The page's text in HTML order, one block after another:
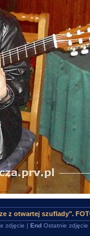
z otwartej szuflady".
zdjęcie | EndOstatnie zdjęcie